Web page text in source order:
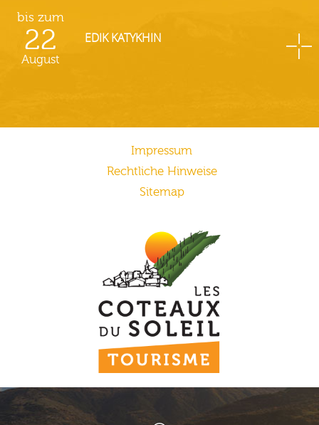
bis zum
22
August
EDIK KATYKHIN
Impressum
Rechtliche Hinweise
Sitemap